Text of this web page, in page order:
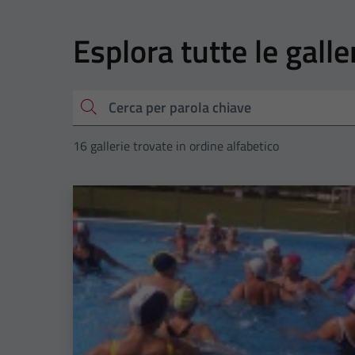
Esplora tutte le
Cerca
16 gallerie trovate in ordine alfabetico